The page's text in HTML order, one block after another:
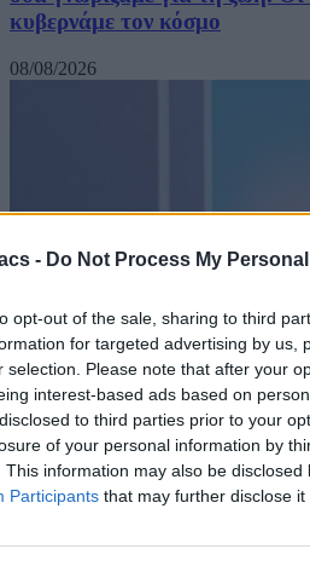
- Do Not Process My
opt-out of the sale, sharing to third
for targeted advertising by us,
selection. Please note that after your
interest-based ads based on
to third parties prior to your
of your personal information by
This information may also be
Participants that may further disclose it
κυβερνάμε τον κόσμο
08/08/2026